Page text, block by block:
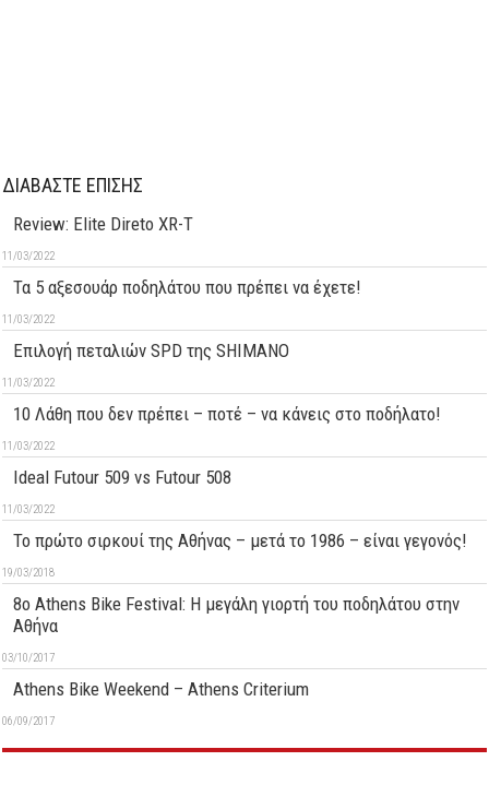
ΔΙΑΒΑΣΤΕ ΕΠΙΣΗΣ
Review: Elite Direto XR-T
11/03/2022
Τα 5 αξεσουάρ ποδηλάτου που πρέπει να έχετε!
11/03/2022
Επιλογή πεταλιών SPD της SHIMANO
11/03/2022
10 Λάθη που δεν πρέπει – ποτέ – να κάνεις στο ποδήλατο!
11/03/2022
Ideal Futour 509 vs Futour 508
11/03/2022
Το πρώτο σιρκουί της Αθήνας – μετά το 1986 – είναι γεγονός!
19/03/2018
8o Athens Bike Festival: H μεγάλη γιορτή του ποδηλάτου στην
Αθήνα
03/10/2017
Athens Bike Weekend – Αthens Criterium
06/09/2017